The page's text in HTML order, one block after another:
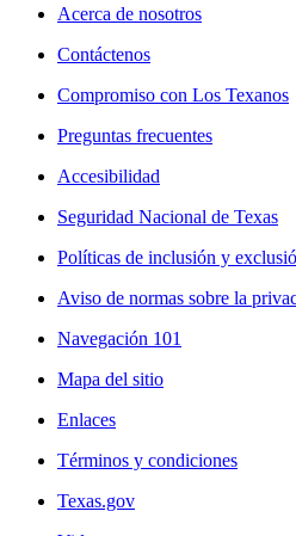
Acerca de nosotros
Contáctenos
Compromiso con Los Texanos
Preguntas frecuentes
Accesibilidad
Seguridad Nacional de Texas
Políticas de inclusión y
Aviso de normas sobre la
Navegación 101
Mapa del sitio
Enlaces
Términos y condiciones
Texas.gov